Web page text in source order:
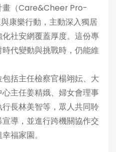
畫（Care&Cheer Pro-
康樂行動，主動深入獨居
社安網覆蓋厚度。這份專
代變動與挑戰時，仍能維
括主任檢察官楊翊妘、大
主任姜精娥、婦女會理事
長林美智等，眾人共同聆
導，並進行跨機關協作交
福家園。